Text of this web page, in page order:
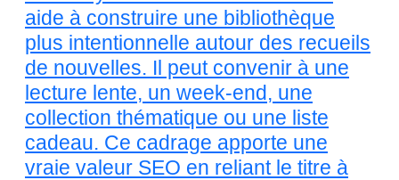
aide à construire une bibliothèque
plus intentionnelle autour des recueils
de nouvelles. Il peut convenir à une
lecture lente, un week-end, une
collection thématique ou une liste
cadeau. Ce cadrage apporte une
vraie valeur SEO en reliant le titre à